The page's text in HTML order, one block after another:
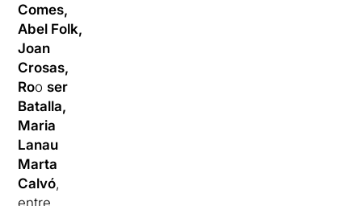
Comes,
Abel Folk,
Joan
Crosas,
Rooser
Batalla,
Maria
Lanau
Marta
Calvó,
entre